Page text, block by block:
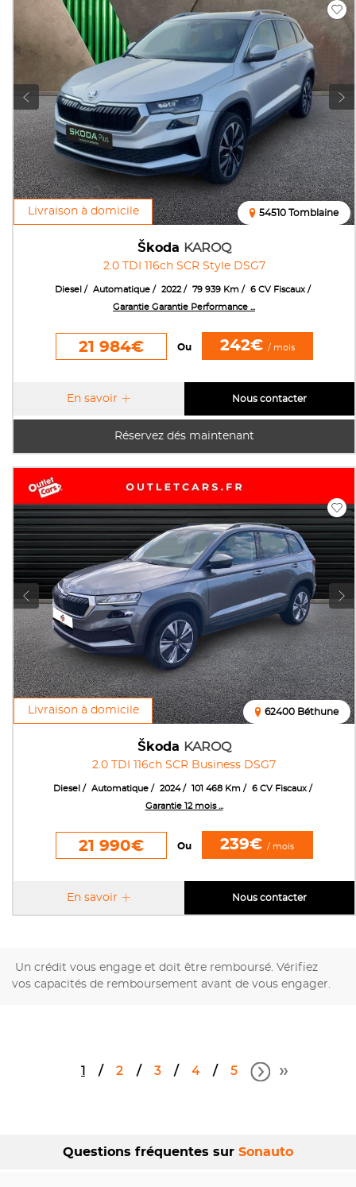
Livraison à domicile
Škoda KAROQ
2.0 TDI 116ch SCR Style DSG7
54510 Tomblaine
Diesel Automatique 2022 79 939 Km
6 CV Fiscaux
Garantie Garantie Performance ...
21 984€ Ou 242€ / mois
Réservez dés maintenant
En savoir Nous contacter
Livraison à domicile
Škoda KAROQ
2.0 TDI 116ch SCR Business DSG7
62400 Béthune
Diesel Automatique 2024 101 468 Km
6 CV Fiscaux
Garantie 12 mois ...
21 990€ Ou 239€ / mois
En savoir Nous contacter
Un crédit vous engage et doit être remboursé. Vérifiez
vos capacités de remboursement avant de vous engager.
2 3 4 5
Questions fréquentes sur Sonauto